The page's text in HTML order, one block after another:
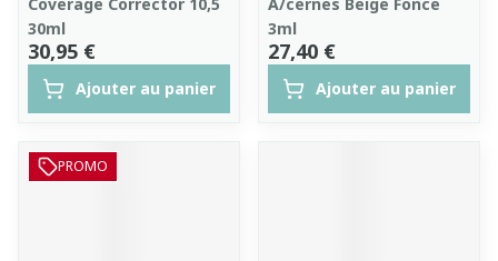
30ml
30,95 €
Ajouter au panier
3ml
27,40 €
Ajouter au panier
PROMO